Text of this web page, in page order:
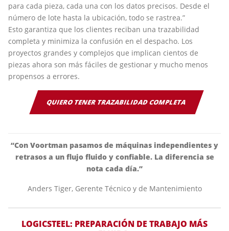
para cada pieza, cada una con los datos precisos. Desde el
número de lote hasta la ubicación, todo se rastrea.”
Esto garantiza que los clientes reciban una trazabilidad
completa y minimiza la confusión en el despacho. Los
proyectos grandes y complejos que implican cientos de
piezas ahora son más fáciles de gestionar y mucho menos
propensos a errores.
QUIERO TENER TRAZABILIDAD COMPLETA
“Con Voortman pasamos de máquinas independientes y
retrasos a un flujo fluido y confiable. La diferencia se
nota cada día.”
Anders Tiger, Gerente Técnico y de Mantenimiento
LOGICSTEEL: PREPARACIÓN DE TRABAJO MÁS